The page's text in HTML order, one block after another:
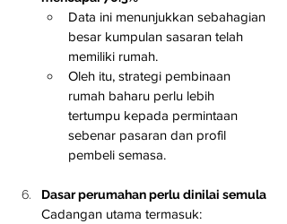
Data ini menunjukkan sebahagian
besar kumpulan sasaran telah
memiliki rumah.
Oleh itu, strategi pembinaan
rumah baharu perlu lebih
tertumpu kepada permintaan
sebenar pasaran dan profil
pembeli semasa.
Dasar perumahan perlu dinilai semula
Cadangan utama termasuk: